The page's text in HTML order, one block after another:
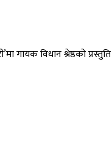
गायक विधान श्रेष्ठको प्रस्तुति